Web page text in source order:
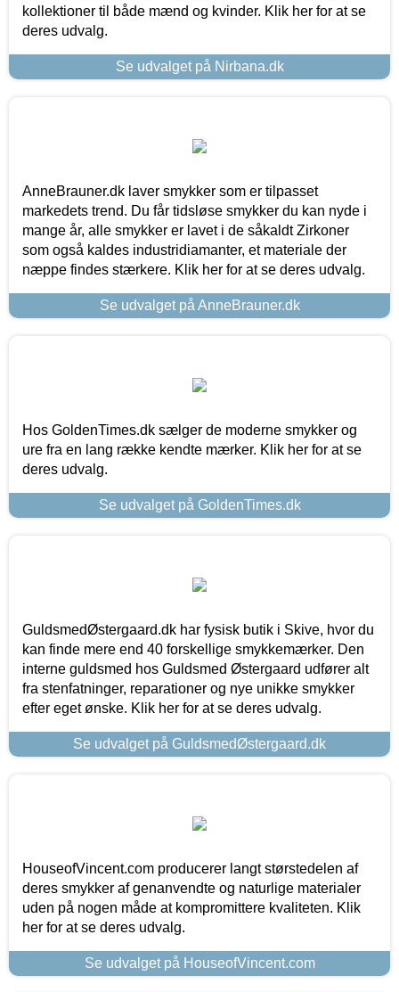
kollektioner til både mænd og kvinder. Klik her for at se
deres udvalg.
Se udvalget på Nirbana.dk
AnneBrauner.dk laver smykker som er tilpasset
markedets trend. Du får tidsløse smykker du kan nyde i
mange år, alle smykker er lavet i de såkaldt Zirkoner
som også kaldes industridiamanter, et materiale der
næppe findes stærkere. Klik her for at se deres udvalg.
Se udvalget på AnneBrauner.dk
Hos GoldenTimes.dk sælger de moderne smykker og
ure fra en lang række kendte mærker. Klik her for at se
deres udvalg.
Se udvalget på GoldenTimes.dk
GuldsmedØstergaard.dk har fysisk butik i Skive, hvor du
kan finde mere end 40 forskellige smykkemærker. Den
interne guldsmed hos Guldsmed Østergaard udfører alt
fra stenfatninger, reparationer og nye unikke smykker
efter eget ønske. Klik her for at se deres udvalg.
Se udvalget på GuldsmedØstergaard.dk
HouseofVincent.com producerer langt størstedelen af
deres smykker af genanvendte og naturlige materialer
uden på nogen måde at kompromittere kvaliteten. Klik
her for at se deres udvalg.
Se udvalget på HouseofVincent.com